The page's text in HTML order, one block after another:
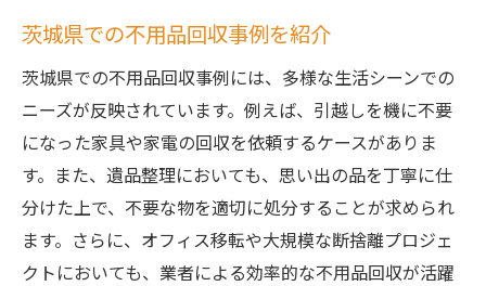
茨城県で安心の不用品回収業者を選ぶコツ
不用品回収依頼の際のチェックリスト
茨城県での不用品回収依頼の流れ
トラブルを避けるための不用品回収のポイ
ント
片付け屋ハリィが提案する茨城県での不用品回
収の利点
茨城県での不用品回収事例を紹介
茨城県での不用品回収事例には、多様な生活シーンでの
ニーズが反映されています。例えば、引越しを機に不要
になった家具や家電の回収を依頼するケースがありま
す。また、遺品整理においても、思い出の品を丁寧に仕
分けた上で、不要な物を適切に処分することが求められ
ます。さらに、オフィス移転や大規模な断捨離プロジェ
クトにおいても、業者による効率的な不用品回収が活躍